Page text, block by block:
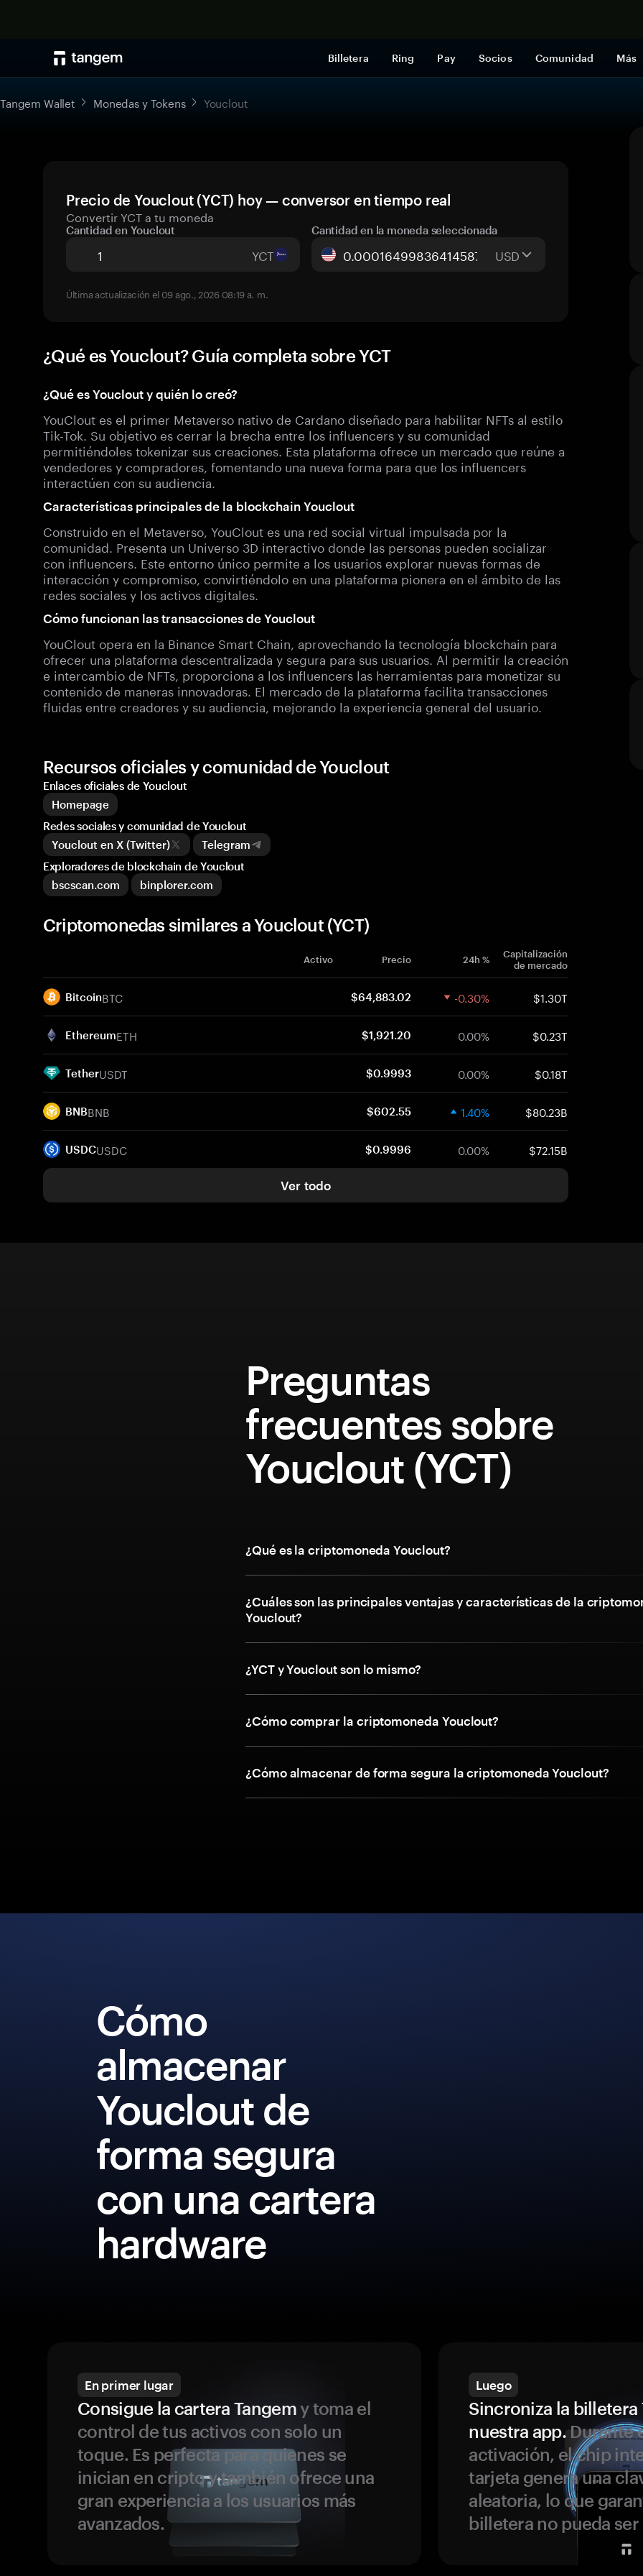
Billetera Ring Pay Socios Comunidad Más
Tangem Wallet Monedas y Tokens Youclout
Precio de Youclout (YCT) hoy — conversor en tiempo real
Convertir YCT a tu moneda
Cantidad en Youclout
YCT
Cantidad en la moneda seleccionada
USD
Última actualización el 09 ago., 2026 08:19 a. m.
¿Qué es Youclout? Guía completa sobre YCT
¿Qué es Youclout y quién lo creó?
YouClout es el primer Metaverso nativo de Cardano diseñado para habilitar NFTs al estilo
Tik-Tok. Su objetivo es cerrar la brecha entre los influencers y su comunidad
permitiéndoles tokenizar sus creaciones. Esta plataforma ofrece un mercado que reúne a
vendedores y compradores, fomentando una nueva forma para que los influencers
interactúen con su audiencia.
Características principales de la blockchain Youclout
Construido en el Metaverso, YouClout es una red social virtual impulsada por la
comunidad. Presenta un Universo 3D interactivo donde las personas pueden socializar
con influencers. Este entorno único permite a los usuarios explorar nuevas formas de
interacción y compromiso, convirtiéndolo en una plataforma pionera en el ámbito de las
redes sociales y los activos digitales.
Cómo funcionan las transacciones de Youclout
YouClout opera en la Binance Smart Chain, aprovechando la tecnología blockchain para
ofrecer una plataforma descentralizada y segura para sus usuarios. Al permitir la creación
e intercambio de NFTs, proporciona a los influencers las herramientas para monetizar su
contenido de maneras innovadoras. El mercado de la plataforma facilita transacciones
fluidas entre creadores y su audiencia, mejorando la experiencia general del usuario.
Recursos oficiales y comunidad de Youclout
Enlaces oficiales de Youclout
Homepage
Redes sociales y comunidad de Youclout
Youclout en X (Twitter)
Telegram
Exploradores de blockchain de Youclout
bscscan.com
binplorer.com
Criptomonedas similares a Youclout (YCT)
Activo Precio 24h %
Capitalización
de mercado
BitcoinBTC $64,883.02 -0.30% $1.30T
EthereumETH $1,921.20 0.00% $0.23T
TetherUSDT $0.9993 0.00% $0.18T
BNBBNB $602.55 1.40% $80.23B
USDCUSDC $0.9996 0.00% $72.15B
Ver todo
Preguntas
frecuentes sobre
Youclout (YCT)
¿Qué es la criptomoneda Youclout?
¿Cuáles son las principales ventajas y características de la
Youclout?
¿YCT y Youclout son lo mismo?
¿Cómo comprar la criptomoneda Youclout?
¿Cómo almacenar de forma segura la criptomoneda Youclout?
Cómo
almacenar
Youclout de
forma segura
con una cartera
hardware
En primer lugar
Consigue la cartera Tangemy toma el
control de tus activos con solo un
toque. Es perfecta para quienes se
inician en cripto y también ofrece una
gran experiencia a los usuarios más
avanzados.
Luego
Sincroniza la billetera
nuestra app.Durante
activación, el chip
tarjeta genera una
aleatoria, lo que
billetera no pueda